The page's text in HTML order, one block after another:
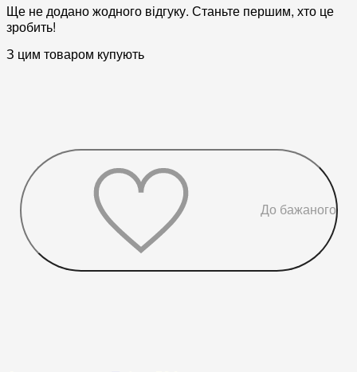
Ще не додано жодного відгуку. Станьте першим, хто це
зробить!
З цим товаром купують
До бажаного